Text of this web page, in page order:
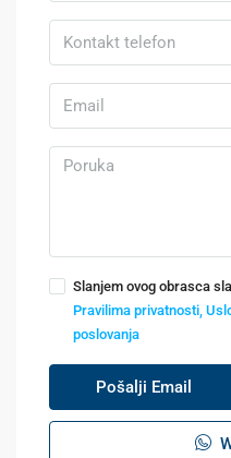
Slanjem ovog obrasca
Pravilima privatnosti,
poslovanja
Pošalji Email